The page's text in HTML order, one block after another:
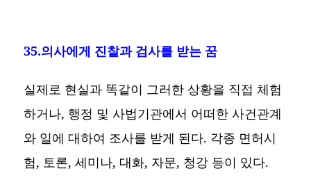
35.의사에게 진찰과 검사를 받는 꿈
실제로 현실과 똑같이 그러한 상황을 직접 체험
하거나, 행정 및 사법기관에서 어떠한 사건관계
와 일에 대하여 조사를 받게 된다. 각종 면허시
험, 토론, 세미나, 대화, 자문, 청강 등이 있다.